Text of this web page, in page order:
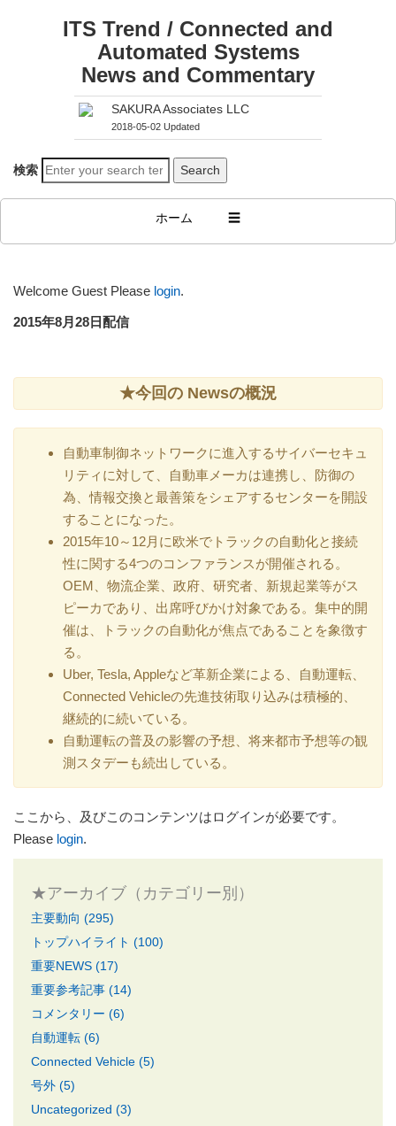
ITS Trend / Connected and
Automated Systems
News and Commentary
SAKURA Associates LLC
2018-05-02 Updated
検索
ホーム ☰
Welcome Guest Please login.
2015年8月28日配信
★今回の Newsの概況
自動車制御ネットワークに進入するサイバーセキュ
リティに対して、自動車メーカは連携し、防御の
為、情報交換と最善策をシェアするセンターを開設
することになった。
2015年10～12月に欧米でトラックの自動化と接続
性に関する4つのコンファランスが開催される。
OEM、物流企業、政府、研究者、新規起業等がス
ピーカであり、出席呼びかけ対象である。集中的開
催は、トラックの自動化が焦点であることを象徴す
る。
Uber, Tesla, Appleなど革新企業による、自動運転、
Connected Vehicleの先進技術取り込みは積極的、
継続的に続いている。
自動運転の普及の影響の予想、将来都市予想等の観
測スタデーも続出している。
ここから、及びこのコンテンツはログインが必要です。
Please login.
★アーカイブ（カテゴリー別）
主要動向 (295)
トップハイライト (100)
重要NEWS (17)
重要参考記事 (14)
コメンタリー (6)
自動運転 (6)
Connected Vehicle (5)
号外 (5)
Uncategorized (3)